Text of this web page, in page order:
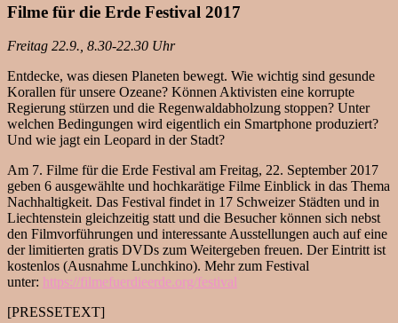
Filme für die Erde Festival 2017
Freitag 22.9., 8.30-22.30 Uhr
Entdecke, was diesen Planeten bewegt. Wie wichtig sind gesunde
Korallen für unsere Ozeane? Können Aktivisten eine korrupte
Regierung stürzen und die Regenwaldabholzung stoppen? Unter
welchen Bedingungen wird eigentlich ein Smartphone produziert?
Und wie jagt ein Leopard in der Stadt?
Am 7. Filme für die Erde Festival am Freitag, 22. September 2017
geben 6 ausgewählte und hochkarätige Filme Einblick in das Thema
Nachhaltigkeit. Das Festival findet in 17 Schweizer Städten und in
Liechtenstein gleichzeitig statt und die Besucher können sich nebst
den Filmvorführungen und interessante Ausstellungen auch auf eine
der limitierten gratis DVDs zum Weitergeben freuen. Der Eintritt ist
kostenlos (Ausnahme Lunchkino). Mehr zum Festival
unter: https://filmefuerdieerde.org/festival
[PRESSETEXT]